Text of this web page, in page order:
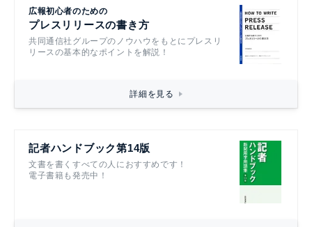
広報初心者のための
プレスリリースの書き方
共同通信社グループのノウハウをもとにプレスリ
リースの基本的なポイントを解説！
詳細を見る
記者ハンドブック第14版
文書を書くすべての人におすすめです！
電子書籍も発売中！